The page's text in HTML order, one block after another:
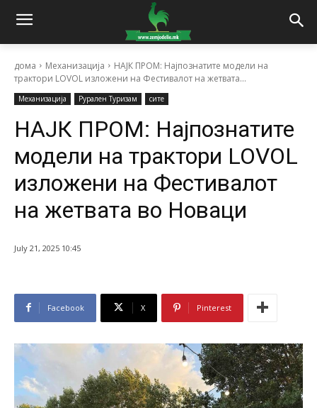
дома Механизација
НАЈК ПРОМ: Најпознатите модели на
трактори LOVOL изложени на Фестивалот на жетвата...
Механизација Рурален Туризам сите
НАЈК ПРОМ: Најпознатите
модели на трактори LOVOL
изложени на Фестивалот
на жетвата во Новаци
July 21, 2025 10:45
Facebook X Pinterest